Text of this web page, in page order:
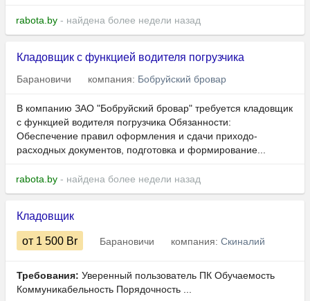
rabota.by - найдена более недели назад
Кладовщик с функцией водителя погрузчика
Барановичи компания: Бобруйский бровар
В компанию ЗАО "Бобруйский бровар" требуется кладовщик
с функцией водителя погрузчика Обязанности:
Обеспечение правил оформления и сдачи приходо-
расходных документов, подготовка и формирование...
rabota.by - найдена более недели назад
Кладовщик
от 1 500 Br Барановичи компания: Скиналий
Требования: Уверенный пользователь ПК Обучаемость
Коммуникабельность Порядочность ...